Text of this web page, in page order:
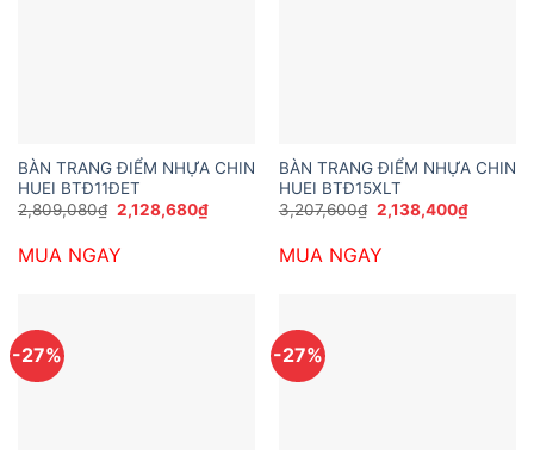
BÀN TRANG ĐIỂM NHỰA CHIN
HUEI BTĐ11ĐET
2,809,080₫ Giá
gốc
2,809,080₫.
2,128,680₫Giá
hiện
MUA NGAY
BÀN TRANG ĐIỂM NHỰA CHIN
HUEI BTĐ15XLT
3,207,600₫ Giá
gốc
3,207,600₫.
2,138,400₫Giá
hiện
MUA NGAY
-27% -27%